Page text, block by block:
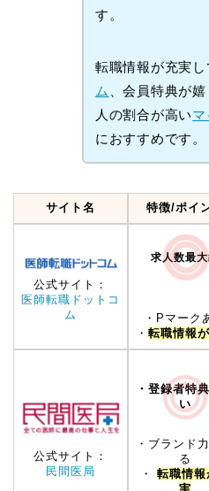
す。
転職情報が充実し
ム
、会員特典が
人の割合が高い
におすすめです。
サイト名 特徴/ポイ
公式サイト：
医師転職ドットコ
ム
求人数最大
・Pマーク
・ 転職情報
公式サイト：
民間医局
・登録者特
い
・ブランド
る
・ 転職情報